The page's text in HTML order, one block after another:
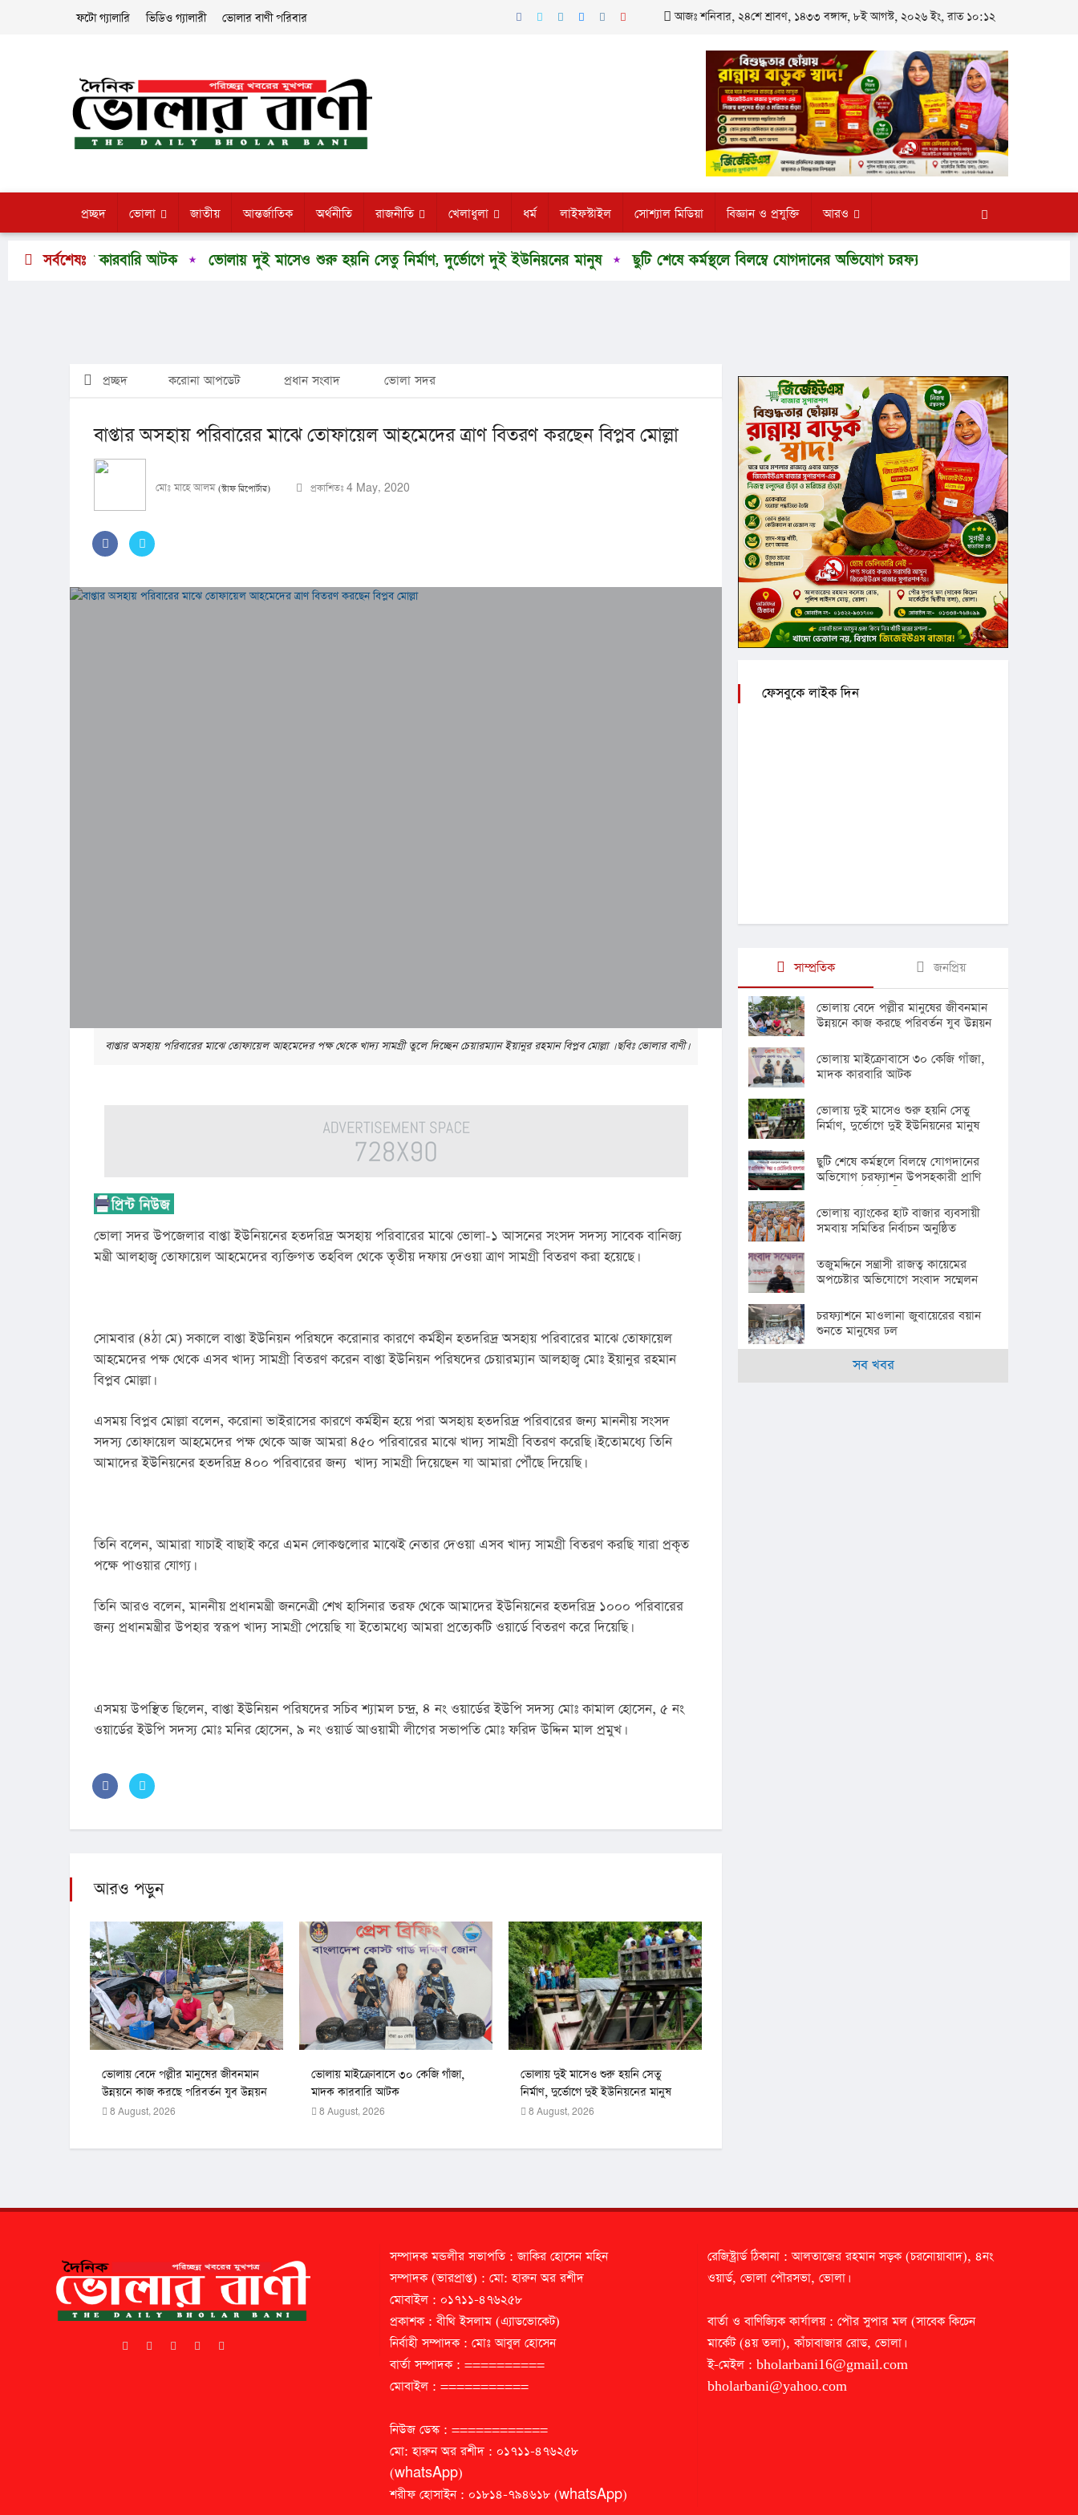
ফটো গ্যালারি ভিডিও গ্যালারী ভোলার বাণী পরিবার আজঃ শনিবার, ২৪শে শ্রাবণ, ১৪৩৩ বঙ্গাব্দ, ৮ই আগস্ট, ২০২৬ ইং, রাত ১০:১২
প্রচ্ছদ ভোলা জাতীয় আন্তর্জাতিক অর্থনীতি রাজনীতি খেলাধুলা ধর্ম লাইফস্টাইল সোশ্যাল মিডিয়া বিজ্ঞান ও প্রযুক্তি আরও
সর্বশেষঃ
কারবারি আটক ভোলায় দুই মাসেও শুরু হয়নি সেতু নির্মাণ, দুর্ভোগে দুই ইউনিয়নের মানুষ ছুটি শেষে কর্মস্থলে বিলম্বে যোগদানের অভিযোগ চরফ্যাশন উপসহকারী প্রাণি সম্পদ কর্মকর্তার
প্রচ্ছদ করোনা আপডেট প্রধান সংবাদ ভোলা সদর
বাপ্তার অসহায় পরিবারের মাঝে তোফায়েল আহমেদের ত্রাণ বিতরণ করছেন বিপ্লব মোল্লা
মোঃ মাহে আলম (স্টাফ রিপোর্টার) প্রকাশিতঃ 4 May, 2020
বাপ্তার অসহায় পরিবারের মাঝে তোফায়েল আহমেদের পক্ষ থেকে খাদ্য সামগ্রী তুলে দিচ্ছেন চেয়ারম্যান ইয়ানুর রহমান বিপ্লব মোল্লা । ছবিঃ ভোলার বাণী।
ভোলা সদর উপজেলার বাপ্তা ইউনিয়নের হতদরিদ্র অসহায় পরিবারের মাঝে ভোলা-১ আসনের সংসদ সদস্য সাবেক বানিজ্য
মন্ত্রী আলহাজ্ব তোফায়েল আহমেদের ব্যক্তিগত তহবিল থেকে তৃতীয় দফায় দেওয়া ত্রাণ সামগ্রী বিতরণ করা হয়েছে।
সোমবার (৪ঠা মে) সকালে বাপ্তা ইউনিয়ন পরিষদে করোনার কারণে কর্মহীন হতদরিদ্র অসহায় পরিবারের মাঝে তোফায়েল
আহমেদের পক্ষ থেকে এসব খাদ্য সামগ্রী বিতরণ করেন বাপ্তা ইউনিয়ন পরিষদের চেয়ারম্যান আলহাজ্ব মোঃ ইয়ানুর রহমান
বিপ্লব মোল্লা।
এসময় বিপ্লব মোল্লা বলেন, করোনা ভাইরাসের কারণে কর্মহীন হয়ে পরা অসহায় হতদরিদ্র পরিবারের জন্য মাননীয় সংসদ
সদস্য তোফায়েল আহমেদের পক্ষ থেকে আজ আমরা ৪৫০ পরিবারের মাঝে খাদ্য সামগ্রী বিতরণ করেছি। ইতোমধ্যে তিনি
আমাদের ইউনিয়নের হতদরিদ্র ৪০০ পরিবারের জন্য  খাদ্য সামগ্রী দিয়েছেন যা আমারা পৌঁছে দিয়েছি।
তিনি বলেন, আমারা যাচাই বাছাই করে এমন লোকগুলোর মাঝেই নেতার দেওয়া এসব খাদ্য সামগ্রী বিতরণ করছি যারা প্রকৃত
পক্ষে পাওয়ার যোগ্য।
তিনি আরও বলেন, মাননীয় প্রধানমন্ত্রী জননেত্রী শেখ হাসিনার তরফ থেকে আমাদের ইউনিয়নের হতদরিদ্র ১০০০ পরিবারের
জন্য প্রধানমন্ত্রীর উপহার স্বরূপ খাদ্য সামগ্রী পেয়েছি যা ইতোমধ্যে আমরা প্রত্যেকটি ওয়ার্ডে বিতরণ করে দিয়েছি।
এসময় উপস্থিত ছিলেন, বাপ্তা ইউনিয়ন পরিষদের সচিব শ্যামল চন্দ্র, ৪ নং ওয়ার্ডের ইউপি সদস্য মোঃ কামাল হোসেন, ৫ নং
ওয়ার্ডের ইউপি সদস্য মোঃ মনির হোসেন, ৯ নং ওয়ার্ড আওয়ামী লীগের সভাপতি মোঃ ফরিদ উদ্দিন মাল প্রমুখ।
আরও পড়ুন
ভোলায় বেদে পল্লীর মানুষের জীবনমান
উন্নয়নে কাজ করছে পরিবর্তন যুব উন্নয়ন
সংস্থা
8 August, 2026
ভোলায় মাইক্রোবাসে ৩০ কেজি গাঁজা,
মাদক কারবারি আটক
8 August, 2026
ভোলায় দুই মাসেও শুরু হয়নি সেতু
নির্মাণ, দুর্ভোগে দুই ইউনিয়নের মানুষ
8 August, 2026
ফেসবুকে লাইক দিন
সাম্প্রতিক জনপ্রিয়
ভোলায় বেদে পল্লীর মানুষের জীবনমান
উন্নয়নে কাজ করছে পরিবর্তন যুব উন্নয়ন
ভোলায় মাইক্রোবাসে ৩০ কেজি গাঁজা,
মাদক কারবারি আটক
ভোলায় দুই মাসেও শুরু হয়নি সেতু
নির্মাণ, দুর্ভোগে দুই ইউনিয়নের মানুষ
ছুটি শেষে কর্মস্থলে বিলম্বে যোগদানের
অভিযোগ চরফ্যাশন উপসহকারী প্রাণি
সম্পদ কর্মকর্তার বিরুদ্ধে
ভোলায় ব্যাংকের হাট বাজার ব্যবসায়ী
সমবায় সমিতির নির্বাচন অনুষ্ঠিত
তজুমদ্দিনে সন্ত্রাসী রাজত্ব কায়েমের
অপচেষ্টার অভিযোগে সংবাদ সম্মেলন
চরফ্যাশনে মাওলানা জুবায়েরের বয়ান
শুনতে মানুষের ঢল
সব খবর
সম্পাদক মন্ডলীর সভাপতি : জাকির হোসেন মহিন
সম্পাদক (ভারপ্রাপ্ত) : মো: হারুন অর রশীদ
মোবাইল : ০১৭১১-৪৭৬২৫৮
প্রকাশক : বীথি ইসলাম (এ্যাডভোকেট)
নির্বাহী সম্পাদক : মোঃ আবুল হোসেন
বার্তা সম্পাদক : ==========
মোবাইল : ===========
নিউজ ডেস্ক : ============
মো: হারুন অর রশীদ : ০১৭১১-৪৭৬২৫৮
(whatsApp)
শরীফ হোসাইন : ০১৮১৪-৭৯৪৬১৮ (whatsApp)
রেজিষ্ট্রার্ড ঠিকানা : আলতাজের রহমান সড়ক (চরনোয়াবাদ), ৪নং
ওয়ার্ড, ভোলা পৌরসভা, ভোলা।
বার্তা ও বাণিজ্যিক কার্যালয় : পৌর সুপার মল (সাবেক কিচেন
মার্কেট (৪য় তলা), কাঁচাবাজার রোড, ভোলা।
ই-মেইল :bholarbani16@gmail.com
bholarbani@yahoo.com